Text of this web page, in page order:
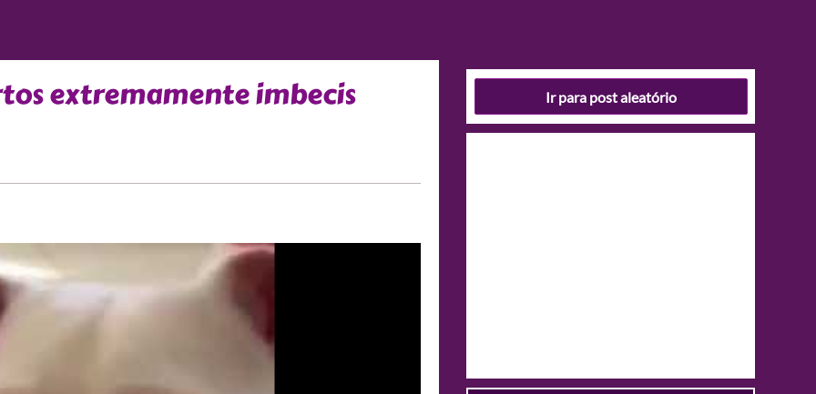
extremamente imbecis Ir para post aleatório